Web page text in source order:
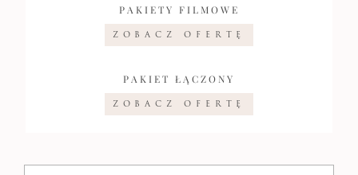
PAKIETY FILMOWE
ZOBACZ OFERTĘ
PAKIET ŁĄCZONY
ZOBACZ OFERTĘ